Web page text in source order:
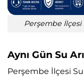
Perşembe İlçesi
Aynı Gün Su
Perşembe İlçesi